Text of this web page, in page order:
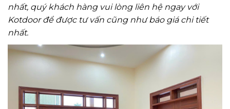
nhất, quý khách hàng vui lòng liên hệ ngay với
Kotdoor để được tư vấn cũng như báo giá chi tiết
nhất.